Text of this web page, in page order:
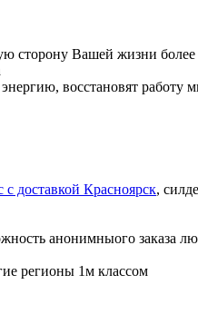
сторону Вашей жизни
восстановят работу
с доставкой Красноярск,
анонимныого заказа
регионы 1м классом